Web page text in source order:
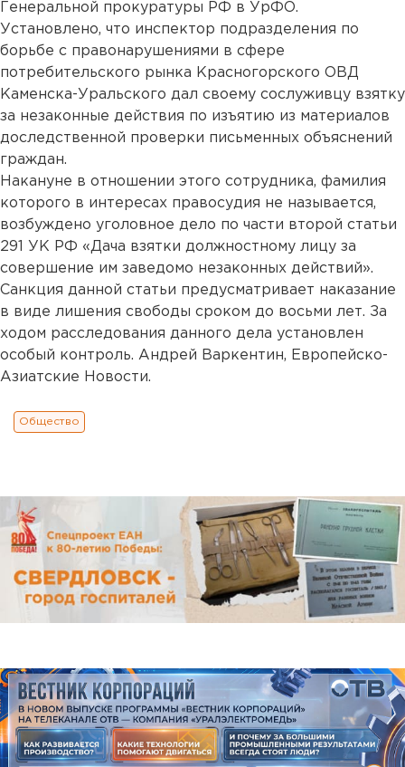
Генеральной прокуратуры РФ в УрФО.
Установлено, что инспектор подразделения по
борьбе с правонарушениями в сфере
потребительского рынка Красногорского ОВД
Каменска-Уральского дал своему сослуживцу взятку
за незаконные действия по изъятию из материалов
доследственной проверки письменных объяснений
граждан.
Накануне в отношении этого сотрудника, фамилия
которого в интересах правосудия не называется,
возбуждено уголовное дело по части второй статьи
291 УК РФ «Дача взятки должностному лицу за
совершение им заведомо незаконных действий».
Санкция данной статьи предусматривает наказание
в виде лишения свободы сроком до восьми лет. За
ходом расследования данного дела установлен
особый контроль. Андрей Варкентин, Европейско-
Азиатские Новости.
Общество